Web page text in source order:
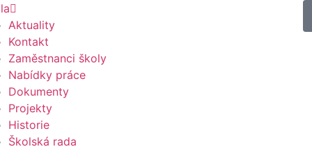
Aktuality
Kontakt
Zaměstnanci školy
Nabídky práce
Dokumenty
Projekty
Historie
Školská rada